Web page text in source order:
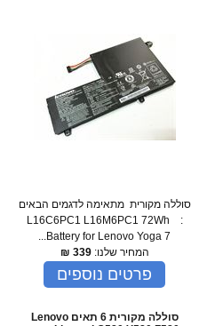
סוללה מקורית מתאימה לדגמים הבאים
: L16C6PC1 L16M6PC1 72Wh
Battery for Lenovo Yoga 7...
המחיר שלנו:339
₪
פרטים נוספים
סוללה מקורית 6 תאים Lenovo